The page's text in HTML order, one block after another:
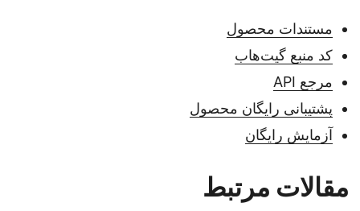
مستندات محصول
کد منبع گیت‌هاب
مرجع API
پشتیبانی رایگان محصول
آزمایش رایگان
مقالات مرتبط